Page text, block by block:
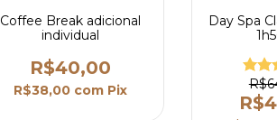
Coffee Break adicional
individual
R$40,00
R$38,00 com Pix
Day Spa